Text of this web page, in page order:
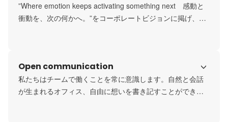
”Where emotion keeps activating something next　感動と
衝動を、次の何かへ。”をコーポレートビジョンに掲げ、世
Open communication
私たちはチームで働くことを常に意識します。自然と会話
が生まれるオフィス、自由に想いを書き記すことができる